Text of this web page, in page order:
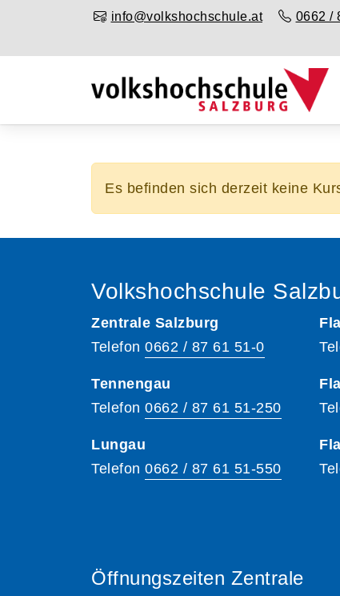
info@volkshochschule.at 0662 /
Es befinden sich derzeit keine
Volkshochschule
Zentrale Salzburg
Telefon 0662 / 87 61 51-0
Tennengau
Telefon 0662 / 87 61 51-250
Lungau
Telefon 0662 / 87 61 51-550
Öffnungszeiten Zentrale